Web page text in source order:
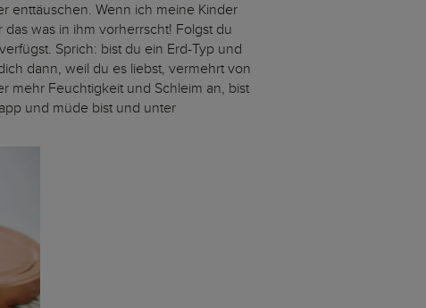
enttäuschen. Wenn ich meine Kinder
was in ihm vorherrscht! Folgst du
Sprich: bist du ein Erd-Typ und
dann, weil du es liebst, vermehrt von
mehr Feuchtigkeit und Schleim an, bist
und müde bist und unter